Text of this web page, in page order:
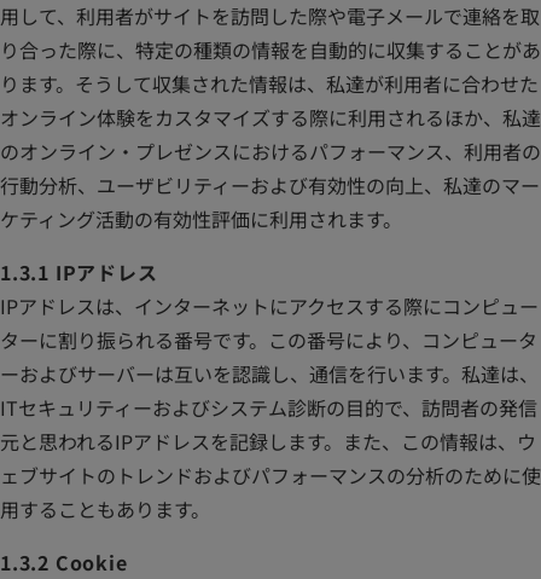
用して、利用者がサイトを訪問した際や電子メールで連絡を取
り合った際に、特定の種類の情報を自動的に収集することがあ
ります。そうして収集された情報は、私達が利用者に合わせた
オンライン体験をカスタマイズする際に利用されるほか、私達
のオンライン・プレゼンスにおけるパフォーマンス、利用者の
行動分析、ユーザビリティーおよび有効性の向上、私達のマー
ケティング活動の有効性評価に利用されます。
1.3.1 IPアドレス
IPアドレスは、インターネットにアクセスする際にコンピュー
ターに割り振られる番号です。この番号により、コンピュータ
ーおよびサーバーは互いを認識し、通信を行います。私達は、
ITセキュリティーおよびシステム診断の目的で、訪問者の発信
元と思われるIPアドレスを記録します。また、この情報は、ウ
ェブサイトのトレンドおよびパフォーマンスの分析のために使
用することもあります。
1.3.2 Cookie